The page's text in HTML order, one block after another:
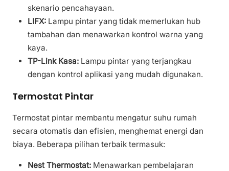
skenario pencahayaan.
LIFX: Lampu pintar yang tidak memerlukan hub
tambahan dan menawarkan kontrol warna yang
kaya.
TP-Link Kasa: Lampu pintar yang terjangkau
dengan kontrol aplikasi yang mudah digunakan.
Termostat Pintar
Termostat pintar membantu mengatur suhu rumah
secara otomatis dan efisien, menghemat energi dan
biaya. Beberapa pilihan terbaik termasuk:
Nest Thermostat: Menawarkan pembelajaran